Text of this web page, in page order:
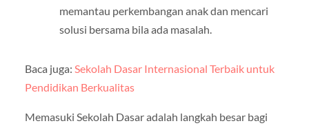
memantau perkembangan anak dan mencari
solusi bersama bila ada masalah.
Baca juga: Sekolah Dasar Internasional Terbaik untuk
Pendidikan Berkualitas
Memasuki Sekolah Dasar adalah langkah besar bagi